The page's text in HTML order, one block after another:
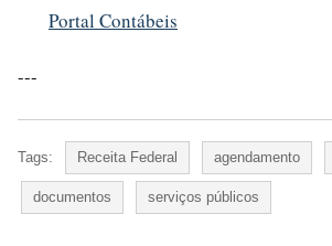
Portal Contábeis
---
Tags: Receita Federal agendamento
documentos serviços públicos